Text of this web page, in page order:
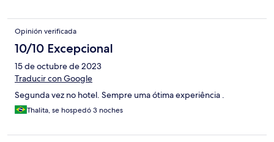
Opinión verificada
10/10 Excepcional
15 de octubre de 2023
Traducir con Google
Segunda vez no hotel. Sempre uma ótima experiência .
Thalita, se hospedó 3 noches